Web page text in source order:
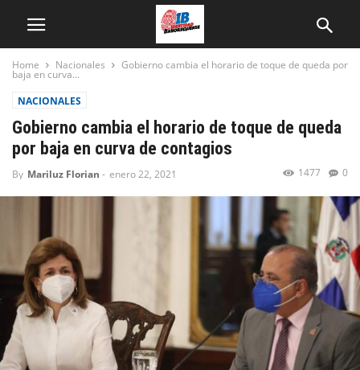
Home Nacionales Gobierno cambia el horario de toque de queda por
baja en curva...
NACIONALES
Gobierno cambia el horario de toque de queda
por baja en curva de contagios
By Mariluz Florian - enero 22, 2021 0
1477